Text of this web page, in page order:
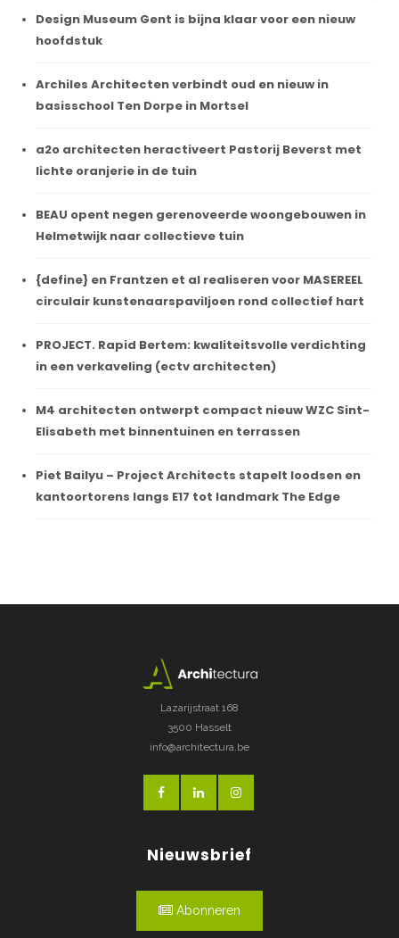
Design Museum Gent is bijna klaar voor een nieuw
hoofdstuk
Archiles Architecten verbindt oud en nieuw in
basisschool Ten Dorpe in Mortsel
a2o architecten heractiveert Pastorij Beverst met
lichte oranjerie in de tuin
BEAU opent negen gerenoveerde woongebouwen in
Helmetwijk naar collectieve tuin
{define} en Frantzen et al realiseren voor MASEREEL
circulair kunstenaarspaviljoen rond collectief hart
PROJECT. Rapid Bertem: kwaliteitsvolle verdichting
in een verkaveling (ectv architecten)
M4 architecten ontwerpt compact nieuw WZC Sint-
Elisabeth met binnentuinen en terrassen
Piet Bailyu – Project Architects stapelt loodsen en
kantoortorens langs E17 tot landmark The Edge
Lazarijstraat 168
3500 Hasselt
info@architectura.be
Nieuwsbrief
Abonneren